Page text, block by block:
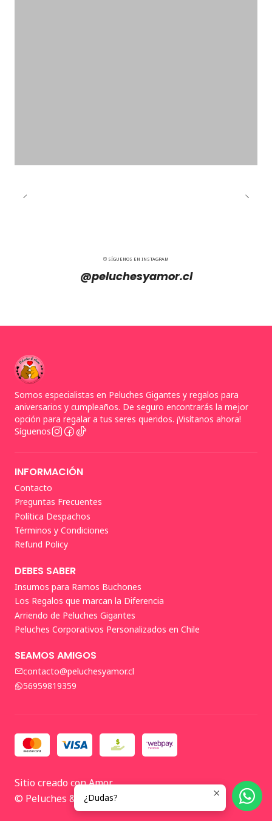
SÍGUENOS EN INSTAGRAM
@peluchesyamor.cl
Somos especialistas en Peluches Gigantes y regalos para
aniversarios y cumpleaños. De seguro encontrarás la mejor
opción para regalar a tus seres queridos. ¡Visítanos ahora!
Síguenos
INFORMACIÓN
Contacto
Preguntas Frecuentes
Política Despachos
Términos y Condiciones
Refund Policy
DEBES SABER
Insumos para Ramos Buchones
Los Regalos que marcan la Diferencia
Arriendo de Peluches Gigantes
Peluches Corporativos Personalizados en Chile
SEAMOS AMIGOS
contacto@peluchesyamor.cl
56959819359
Sitio creado con Amor
© Peluches & Amor 2026 🤍
¿Dudas?